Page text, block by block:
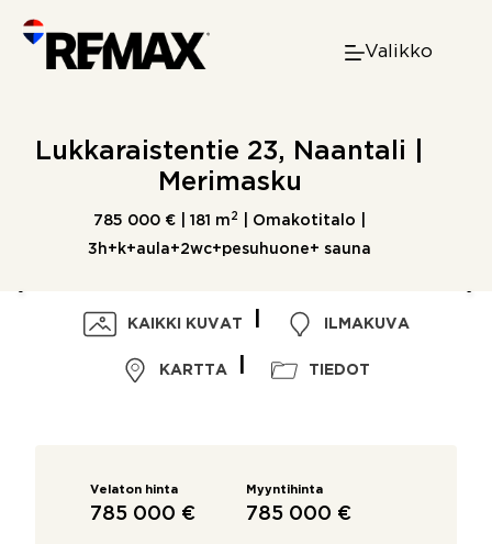
content
Valikko
Lukkaraistentie 23, Naantali |
Merimasku
785 000 € | 181 m 2 | Omakotitalo |
3h+k+aula+2wc+pesuhuone+ sauna
KAIKKI KUVAT ILMAKUVA
KARTTA TIEDOT
Velaton hinta
785 000 €
Myyntihinta
785 000 €